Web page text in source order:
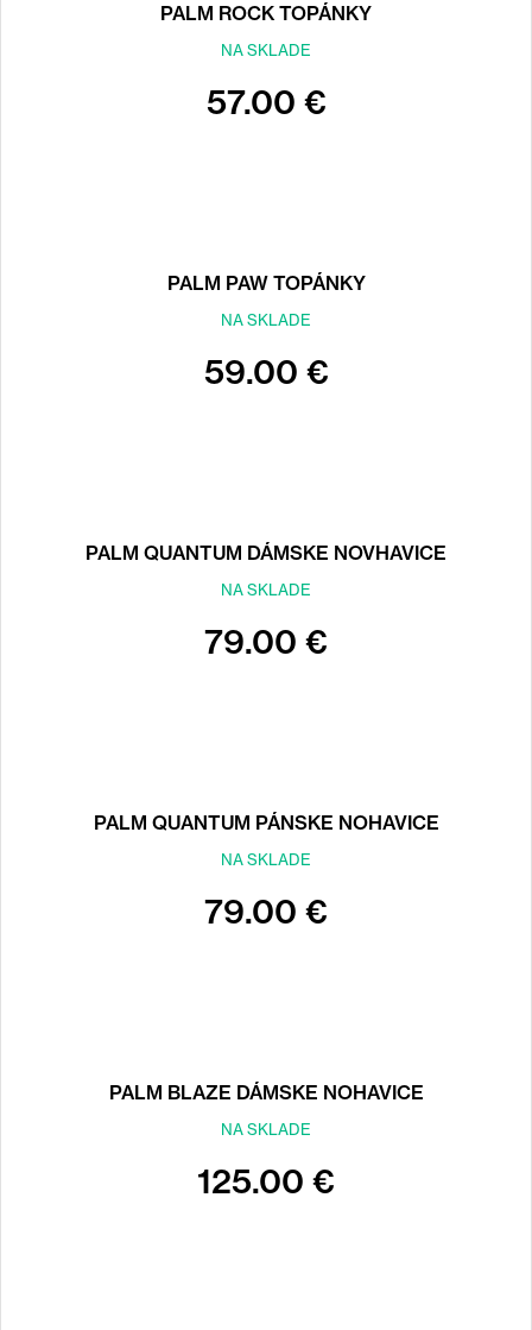
PALM ROCK TOPÁNKY
NA SKLADE
57.00 €
PALM PAW TOPÁNKY
NA SKLADE
59.00 €
PALM QUANTUM DÁMSKE NOVHAVICE
NA SKLADE
79.00 €
PALM QUANTUM PÁNSKE NOHAVICE
NA SKLADE
79.00 €
PALM BLAZE DÁMSKE NOHAVICE
NA SKLADE
125.00 €